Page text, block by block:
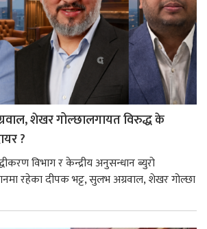
शेखर गोल्छालगायत विरुद्ध के
?
विभाग र केन्द्रीय अनुसन्धान ब्युरो
रहेका दीपक भट्ट, सुलभ अग्रवाल, शेखर गोल्छा